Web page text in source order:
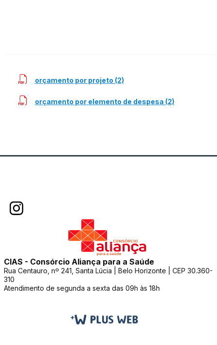
orçamento por projeto (2)
orçamento por elemento de despesa (2)
CIAS - Consórcio Aliança para a Saúde
Rua Centauro, nº 241, Santa Lúcia | Belo Horizonte | CEP 30.360-
310
Atendimento de segunda a sexta das 09h às 18h